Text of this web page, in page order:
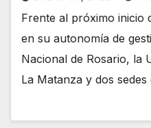
Frente al próximo inicio
en su autonomía de
Nacional de Rosario, la
La Matanza y dos